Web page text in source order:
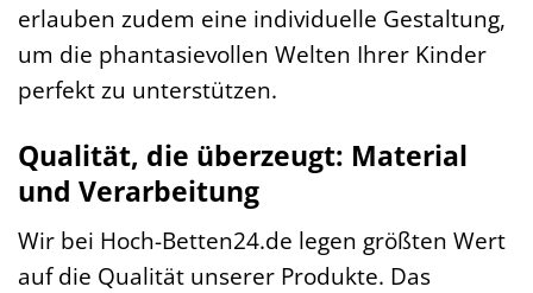
erlauben zudem eine individuelle Gestaltung,
um die phantasievollen Welten Ihrer Kinder
perfekt zu unterstützen.
Qualität, die überzeugt: Material
und Verarbeitung
Wir bei Hoch-Betten24.de legen größten Wert
auf die Qualität unserer Produkte. Das